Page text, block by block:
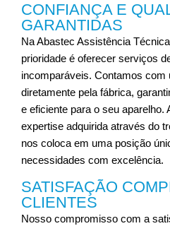
CONFIANÇA E
GARANTIDAS
Na Abastec Assistência Técnica
prioridade é oferecer serviços
incomparáveis. Contamos com
diretamente pela fábrica,
e eficiente para o seu aparelho.
expertise adquirida através do
nos coloca em uma posição
necessidades com excelência.
SATISFAÇÃO
CLIENTES
Nosso compromisso com a